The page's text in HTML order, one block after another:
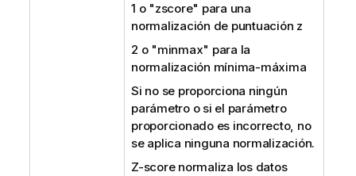
1 o "zscore" para una
normalización de puntuación z
2 o "minmax" para la
normalización mínima-máxima
Si no se proporciona ningún
parámetro o si el parámetro
proporcionado es incorrecto, no
se aplica ninguna normalización.
Z-score normaliza los datos